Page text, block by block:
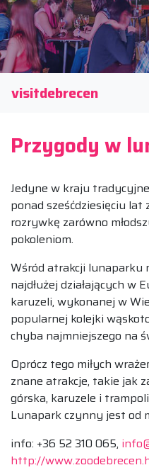
visitdebrecen
Przygody w
Jedyne w kraju
ponad sześćdziesięciu
rozrywkę zarówno
pokoleniom.
Wśród atrakcji lunaparku
najdłużej działających w
karuzeli, wykonanej w
popularnej kolejki
chyba najmniejszego na
Oprócz tego miłych
znane atrakcje, takie jak
górska, karuzele i
Lunapark czynny jest od
info: +36 52 310 065,
http://